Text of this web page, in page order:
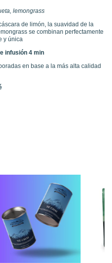
lemongrass
de limón, la suavidad de la
se combinan perfectamente
y única
infusión 4 min
en base a la más alta calidad